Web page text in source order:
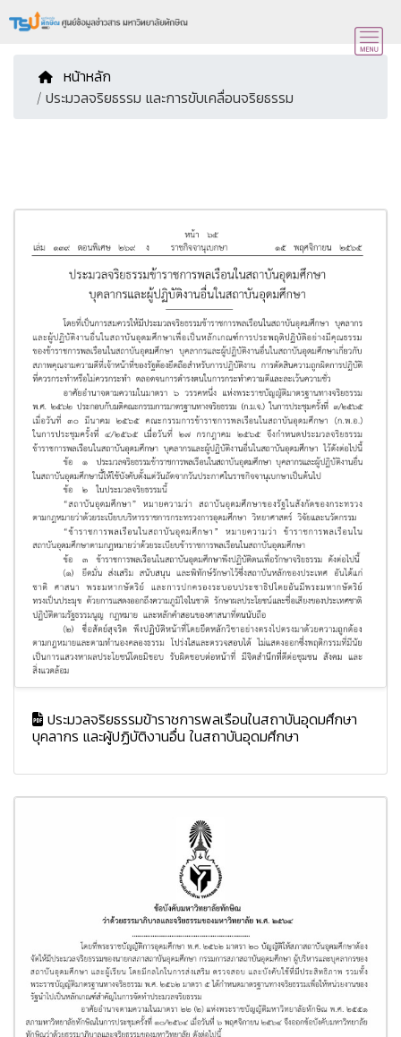
หน้าหลัก
/ ประมวลจริยธรรม และการขับเคลื่อนจริยธรรม
ประมวลจริยธรรมข้าราชการพลเรือนในสถาบันอุดมศึกษา
บุคลากร และผู้ปฏิบัติงานอื่น ในสถาบันอุดมศึกษา